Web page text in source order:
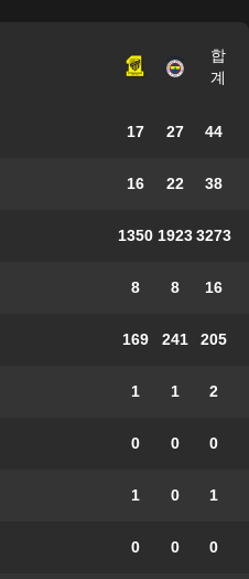
합
계
17 27 44
16 22 38
1350 19233273
8 8 16
169 241 205
1 1 2
0 0 0
1 0 1
0 0 0